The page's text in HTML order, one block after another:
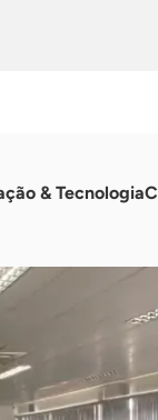
& Tecnologia